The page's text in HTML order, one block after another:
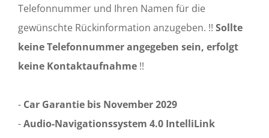
Telefonnummer und Ihren Namen für die
gewünschte Rückinformation anzugeben. !! Sollte
keine Telefonnummer angegeben sein, erfolgt
keine Kontaktaufnahme !!
- Car Garantie bis November 2029
-Audio-Navigationssystem 4.0 IntelliLink